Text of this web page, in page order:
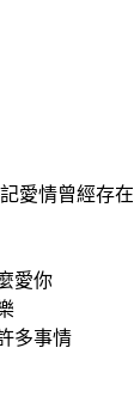
愛情曾經存在
愛你
多事情